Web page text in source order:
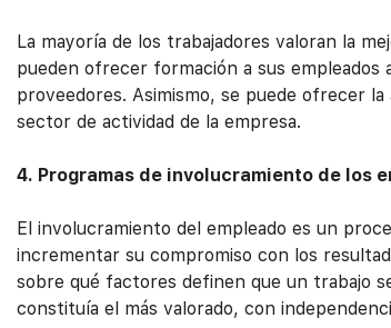
La mayoría de los trabajadores valoran la
pueden ofrecer formación a sus
proveedores. Asimismo, se puede ofrecer
sector de actividad de la empresa.
4. Programas de involucramiento de los
El involucramiento del empleado es un
incrementar su compromiso con los
sobre qué factores definen que un trabajo
constituía el más valorado, con